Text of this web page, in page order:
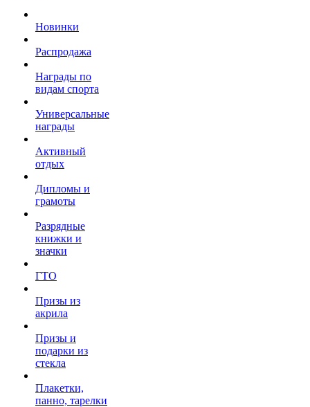
Новинки
Распродажа
Награды по
видам спорта
Универсальные
награды
Активный
отдых
Дипломы и
грамоты
Разрядные
книжки и
значки
ГТО
Призы из
акрила
Призы и
подарки из
стекла
Плакетки,
панно, тарелки